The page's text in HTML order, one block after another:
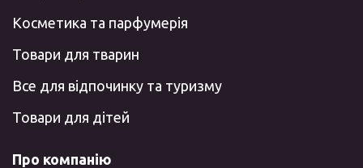
Косметика та парфумерія
Товари для тварин
Все для відпочинку та туризму
Товари для дітей
Про компанію